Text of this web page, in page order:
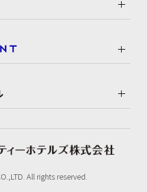
All rights reserved.